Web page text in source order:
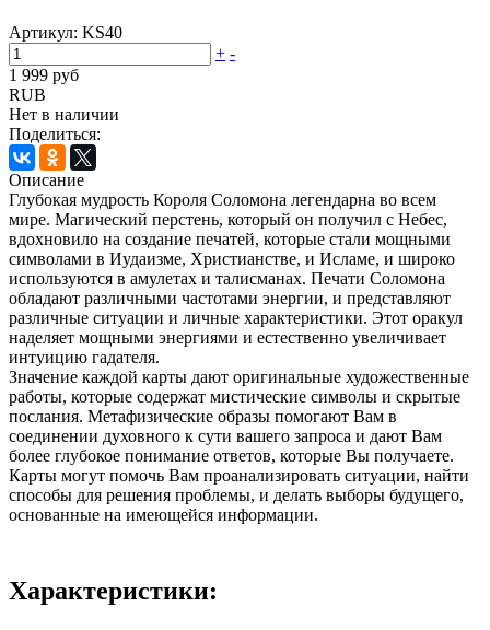
Артикул: KS40
+ -
1 999 руб
RUB
Нет в наличии
Поделиться:
Описание
Глубокая мудрость Короля Соломона легендарна во всем
мире. Магический перстень, который он получил с Небес,
вдохновило на создание печатей, которые стали мощными
символами в Иудаизме, Христианстве, и Исламе, и широко
используются в амулетах и талисманах. Печати Соломона
обладают различными частотами энергии, и представляют
различные ситуации и личные характеристики. Этот оракул
наделяет мощными энергиями и естественно увеличивает
интуицию гадателя.
Значение каждой карты дают оригинальные художественные
работы, которые содержат мистические символы и скрытые
послания. Метафизические образы помогают Вам в
соединении духовного к сути вашего запроса и дают Вам
более глубокое понимание ответов, которые Вы получаете.
Карты могут помочь Вам проанализировать ситуации, найти
способы для решения проблемы, и делать выборы будущего,
основанные на имеющейся информации.
Характеристики: